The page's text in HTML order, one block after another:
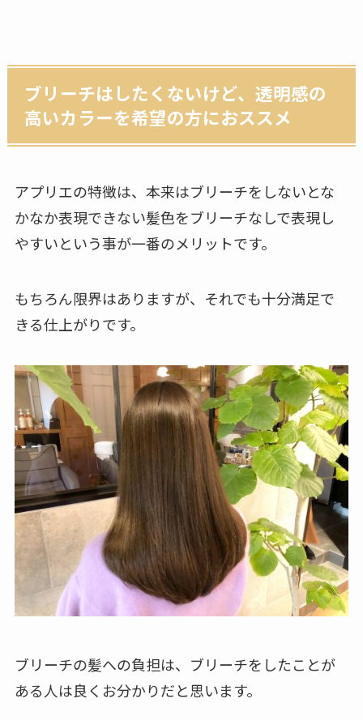
ブリーチはしたくないけど、透明感の
高いカラーを希望の方におススメ
アプリエの特徴は、本来はブリーチをしないとな
かなか表現できない髪色をブリーチなしで表現し
やすいという事が一番のメリットです。
もちろん限界はありますが、それでも十分満足で
きる仕上がりです。
ブリーチの髪への負担は、ブリーチをしたことが
ある人は良くお分かりだと思います。